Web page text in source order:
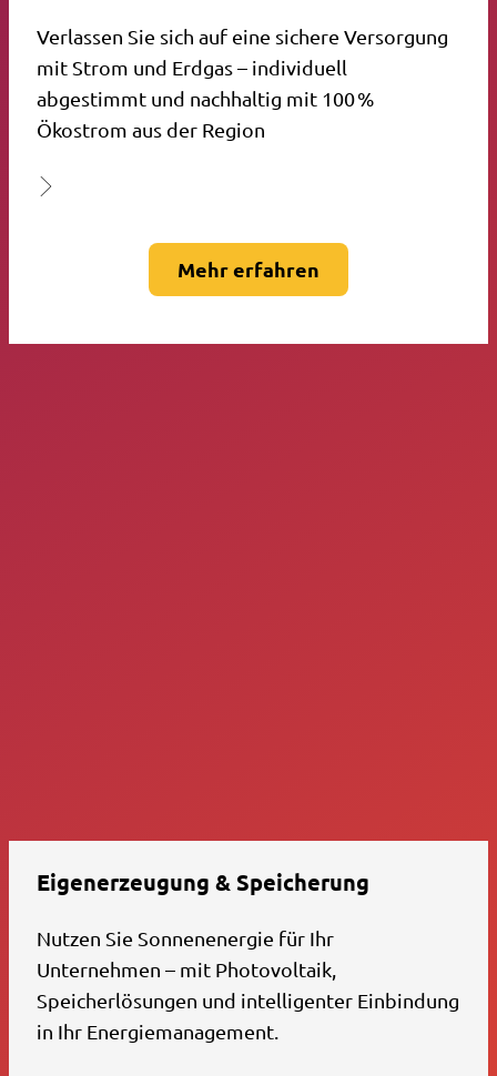
Verlassen Sie sich auf eine sichere Versorgung
mit Strom und Erdgas – individuell
abgestimmt und nachhaltig mit 100 %
Ökostrom aus der Region
Mehr erfahren
Eigenerzeugung & Speicherung
Nutzen Sie Sonnenenergie für Ihr
Unternehmen – mit Photovoltaik,
Speicherlösungen und intelligenter Einbindung
in Ihr Energiemanagement.